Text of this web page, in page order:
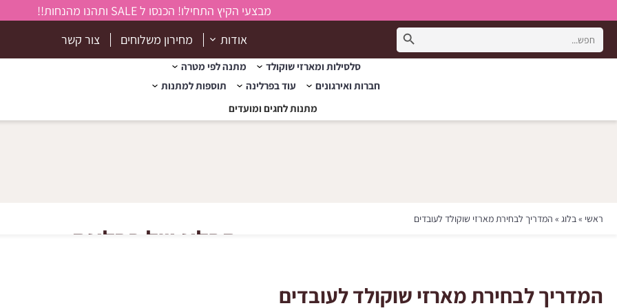
מבצעי הקיץ התחילו! הכנסו ל SALE ותהנו מהנחות!!
Search
for:
Search Button
אודות מחירון משלוחים צור קשר
סלסילות ומארזי שוקולד
מתנה לפי מטרה
חברות ואירגונים
עוד בפרלינה
תוספות למתנות
מתנות לחגים ומועדים
הבלוג של פרלינה
ראשי »בלוג » המדריך לבחירת מארזי שוקולד לעובדים
המדריך לבחירת מארזי שוקולד לעובדים